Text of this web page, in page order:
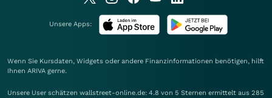
Unsere Apps:
Wenn Sie Kursdaten, Widgets oder andere Finanzinformationen benötigen, hilft
Ihnen ARIVA gerne.
Unsere User schätzen wallstreet-online.de: 4.8 von 5 Sternen ermittelt aus 285